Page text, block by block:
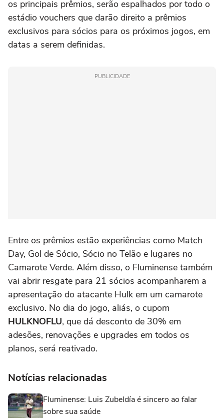
os principais prêmios, serão espalhados por todo o
estádio vouchers que darão direito a prêmios
exclusivos para sócios para os próximos jogos, em
datas a serem definidas.
PUBLICIDADE
Entre os prêmios estão experiências como Match
Day, Gol de Sócio, Sócio no Telão e lugares no
Camarote Verde. Além disso, o Fluminense também
vai abrir resgate para 21 sócios acompanharem a
apresentação do atacante Hulk em um camarote
exclusivo. No dia do jogo, aliás, o cupom
HULKNOFLU, que dá desconto de 30% em
adesões, renovações e upgrades em todos os
planos, será reativado.
Notícias relacionadas
Fluminense: Luis Zubeldía é sincero ao falar
sobre sua saúde